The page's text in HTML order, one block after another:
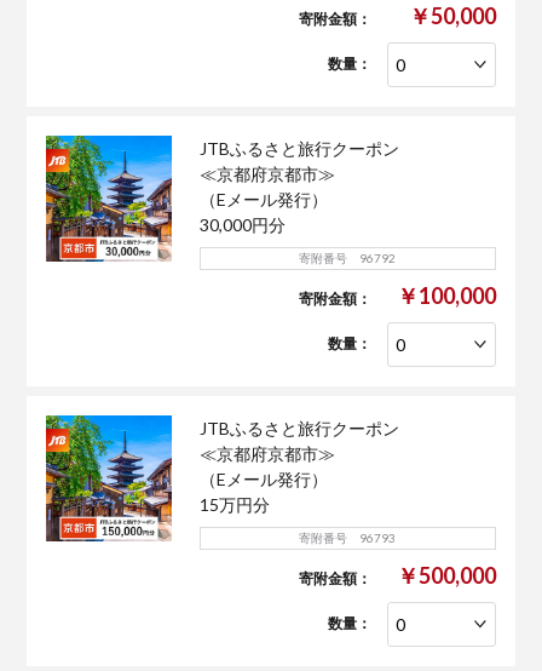
寄附金額： ￥50,000
数量：
JTBふるさと旅行クーポン
≪京都府京都市≫
（Eメール発行）
30,000円分
寄附番号 96792
寄附金額： ￥100,000
数量：
JTBふるさと旅行クーポン
≪京都府京都市≫
（Eメール発行）
15万円分
寄附番号 96793
寄附金額： ￥500,000
数量：